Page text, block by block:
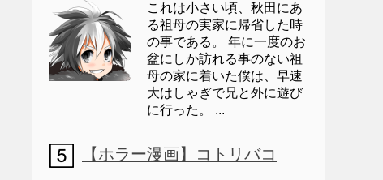
これは小さい頃、秋田にあ
る祖母の実家に帰省した時
の事である。 年に一度のお
盆にしか訪れる事のない祖
母の家に着いた僕は、早速
大はしゃぎで兄と外に遊び
に行った。 ...
【ホラー漫画】コトリバコ